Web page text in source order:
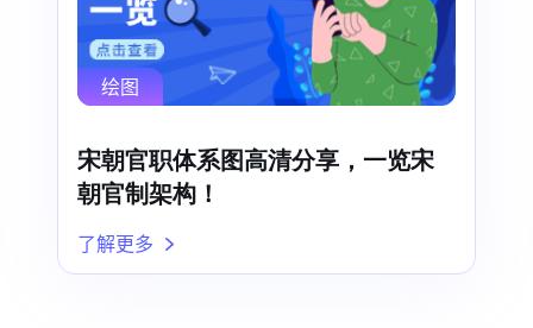
绘图
宋朝官职体系图高清分享，一览宋
朝官制架构！
了解更多